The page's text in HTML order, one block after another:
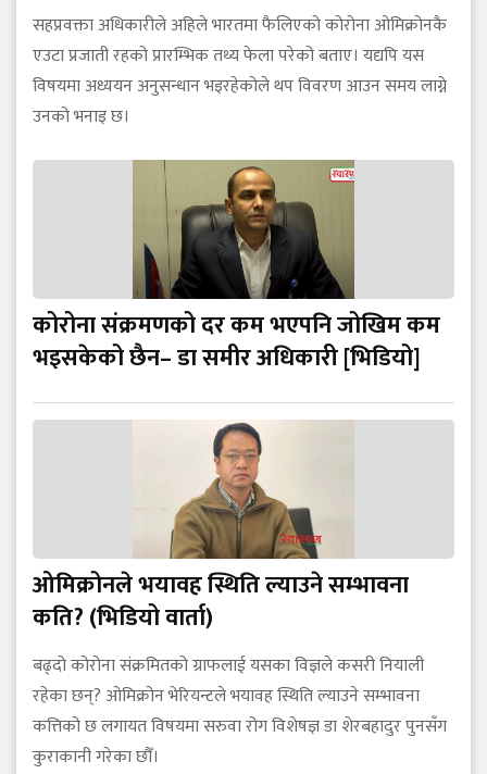
सहप्रवक्ता अधिकारीले अहिले भारतमा फैलिएको कोरोना ओमिक्रोनकै
एउटा प्रजाती रहको प्रारम्भिक तथ्य फेला परेको बताए। यद्यपि यस
विषयमा अध्ययन अनुसन्धान भइरहेकोले थप विवरण आउन समय लाग्ने
उनको भनाइ छ।
कोरोना संक्रमणको दर कम भएपनि जोखिम कम
भइसकेको छैन– डा समीर अधिकारी [भिडियो]
ओमिक्रोनले भयावह स्थिति ल्याउने सम्भावना
कति? (भिडियो वार्ता)
बढ्दो कोरोना संक्रमितको ग्राफलाई यसका विज्ञले कसरी नियाली
रहेका छन्? ओमिक्रोन भेरियन्टले भयावह स्थिति ल्याउने सम्भावना
कत्तिको छ लगायत विषयमा सरुवा रोग विशेषज्ञ डा शेरबहादुर पुनसँग
कुराकानी गरेका छौँ।